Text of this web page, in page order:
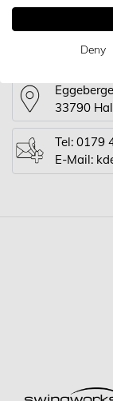
Golf Club
33790
Tel: 0179
E-Mail:
Deny